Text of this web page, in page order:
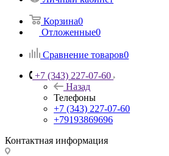
Корзина0
Отложенные0
Сравнение товаров0
+7 (343) 227-07-60
Назад
Телефоны
+7 (343) 227-07-60
+79193869696
Контактная информация